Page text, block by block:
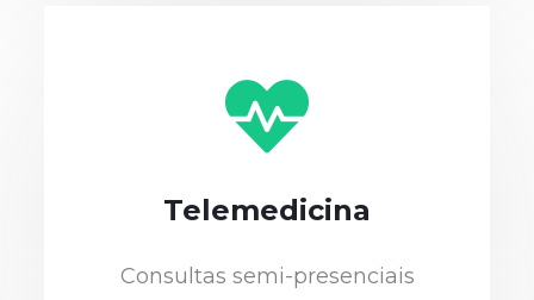
Telemedicina
Consultas semi-presenciais